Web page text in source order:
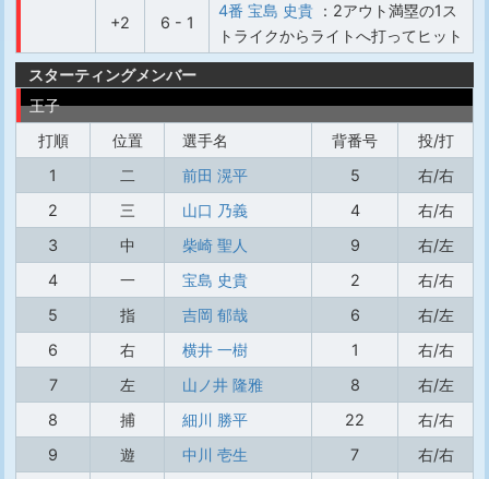
+2 6 - 1
4番 宝島 史貴 ：2アウト満塁の1ス
トライクからライトへ打ってヒット
スターティングメンバー
王子
打順
位置 選手名 背番号
投/打
1
二 前田 滉平 5
右/右
2
三 山口 乃義 4
右/右
3
中 柴崎 聖人 9
右/左
4
一 宝島 史貴 2
右/右
5
指 吉岡 郁哉 6
右/左
6
右 横井 一樹 1
右/右
7
左 山ノ井 隆雅 8
右/左
8
捕 細川 勝平 22
右/右
9
遊 中川 壱生 7
右/右